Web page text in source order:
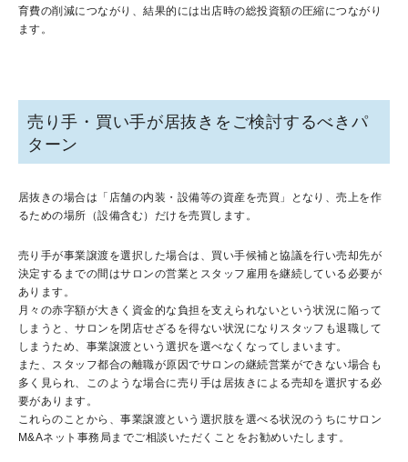
育費の削減につながり、結果的には出店時の総投資額の圧縮につながり
ます。
売り手・買い手が居抜きをご検討するべきパ
ターン
居抜きの場合は「店舗の内装・設備等の資産を売買」となり、売上を作
るための場所（設備含む）だけを売買します。
売り手が事業譲渡を選択した場合は、買い手候補と協議を行い売却先が
決定するまでの間はサロンの営業とスタッフ雇用を継続している必要が
あります。
月々の赤字額が大きく資金的な負担を支えられないという状況に陥って
しまうと、サロンを閉店せざるを得ない状況になりスタッフも退職して
しまうため、事業譲渡という選択を選べなくなってしまいます。
また、スタッフ都合の離職が原因でサロンの継続営業ができない場合も
多く見られ、このような場合に売り手は居抜きによる売却を選択する必
要があります。
これらのことから、事業譲渡という選択肢を選べる状況のうちにサロン
M&Aネット事務局までご相談いただくことをお勧めいたします。